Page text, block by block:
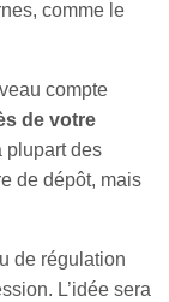
comme le
compte
de votre
plupart des
de dépôt, mais
de régulation
L’idée sera